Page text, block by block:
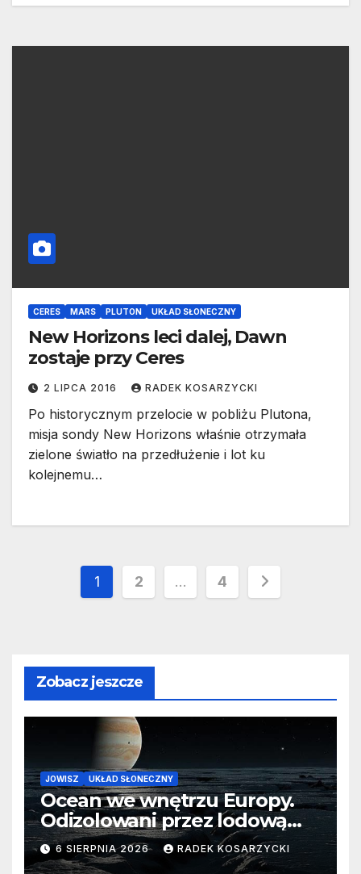
CERES MARS PLUTON UKŁAD SŁONECZNY
New Horizons leci dalej, Dawn
zostaje przy Ceres
2 LIPCA 2016 RADEK KOSARZYCKI
Po historycznym przelocie w pobliżu Plutona,
misja sondy New Horizons właśnie otrzymała
zielone światło na przedłużenie i lot ku
kolejnemu…
Stronicowanie
1 2 … 4
Zobacz jeszcze
JOWISZ UKŁAD SŁONECZNY
Ocean we wnętrzu Europy.
Odizolowani przez lodową
barierę
6 SIERPNIA 2026 RADEK KOSARZYCKI